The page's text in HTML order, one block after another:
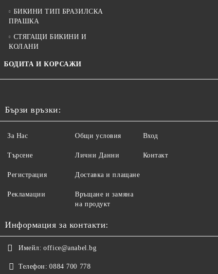
БИКИНИ ТИП БРАЗИЛСКА
ПРАШКА
СТЯГАЩИ БИКИНИ И
КОЛАНИ
БОДИТА И КОРСАЖИ
Бързи връзки:
За Нас
Търсене
Регистрация
Рекламации
Общи условия
Лични Данни
Доставка и плащане
Връщане и замяна
на продукт
Вход
Контакт
Информация за контакти:
Имейл: office@anabel.bg
Телефон: 0884 700 778